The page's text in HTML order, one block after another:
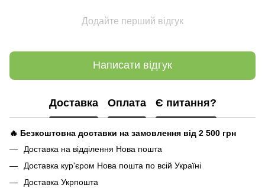
Додайте перший відгук
Написати відгук
Доставка Оплата Є питання?
🔥 Безкоштовна доставки на замовлення від 2 500 грн
Доставка на відділення Нова пошта
Доставка кур'єром Нова пошта по всій Україні
Доставка Укрпошта